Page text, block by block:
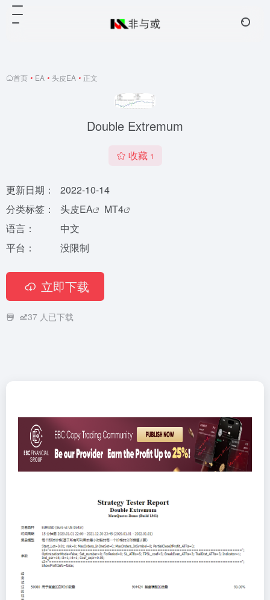
首页 • EA • 头皮EA • 正文
Double Extremum
收藏 1
更新日期：
2022-10-14
分类标签：
头皮EA
MT4
语言：
中文
平台：
没限制
立即下载
37 人已下载